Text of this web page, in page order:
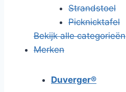
Strandstoel
Picknicktafel
Bekijk alle categorieën
Merken
Duverger®